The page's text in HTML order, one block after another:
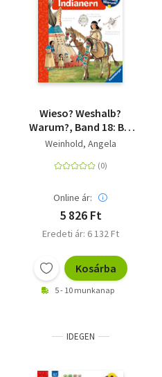
Wieso? Weshalb?
Warum?, Band 18: Bei
den Indianern
Weinhold, Angela
Online ár:
5 826 Ft
Eredeti ár: 6 132 Ft
Kosárba
5 - 10 munkanap
IDEGEN